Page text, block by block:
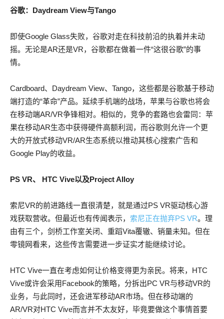
谷歌：Daydream View与Tango
即使Google Glass失败，谷歌对走在科技前沿的执着并未动
摇。无论是AR还是VR，谷歌都在做着一件“这很谷歌”的事
情。
Cardboard、Daydream View、Tango，这些都是谷歌基于移动
端打造的“革命”产品。延续手机端的战场，苹果与谷歌也将会
在移动端AR/VR争锋相对。相似的，竞争的套路也会雷同：苹
果在移动AR生态中获得硬件高额利润，而谷歌则允许一个更
大的开放式移动VR/AR生态系统以推动其核心搜索广告和
Google Play的收益。
PS VR、 HTC Vive以及Project Alloy
索尼VR的前进路线一直很清楚，就是通过PS VR驱动核心游
戏获取营收。但最近也有传闻表示， 索尼正在抛弃PS VR。理
由有三个，剑桥工作室关闭、重蹈Vita覆辙、销量未知。但在
零镜网看来，这些传言需要进一步证实才能继续讨论。
HTC Vive一直在考虑如何让价格变得更为亲民。将来，HTC
Vive或许会采用Facebook的策略，分拆出PC VR与移动VR的
业务，与此同时，还会进军移动AR市场。但在移动端的
AR/VR对HTC Vive而言并不太友好，毕竟要做这个事情首要